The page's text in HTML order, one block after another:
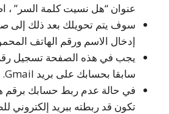
عنوان “هل نسيت كلمة السر” ،
سوف يتم تحويلك بعد ذلك إلى
إدخال الاسم ورقم الهاتف
يجب في هذه الصفحة تسجيل
سابقا بحسابك على بريد Gmail.
في حالة عدم ربط حسابك برقم
تكون قد ربطته ببريد إلكتروني